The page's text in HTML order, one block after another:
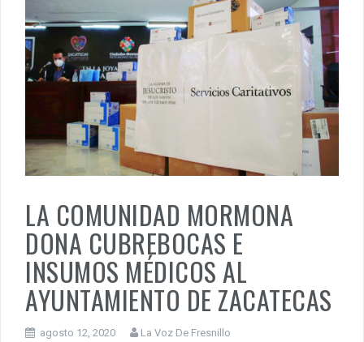
LA COMUNIDAD MORMONA
DONA CUBREBOCAS E
INSUMOS MÉDICOS AL
AYUNTAMIENTO DE ZACATECAS
agosto 12, 2020 La Voz De Fresnillo